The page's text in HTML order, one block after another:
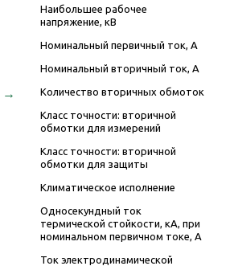
→
Наибольшее рабочее
напряжение, кВ
Номинальный первичный ток, А
Номинальный вторичный ток, А
Количество вторичных обмоток
Класс точности: вторичной
обмотки для измерений
Класс точности: вторичной
обмотки для защиты
Климатическое исполнение
Односекундный ток
термической стойкости, кА, при
номинальном первичном токе, А
Ток электродинамической